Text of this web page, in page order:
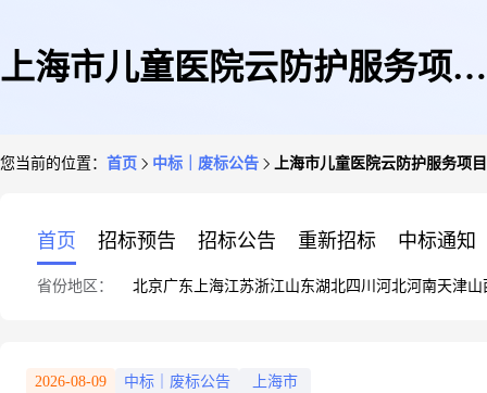
上海市儿童医院云防护服务项目
您当前的位置： 首页 中标｜废标公告 上海市儿童医院云防护服务项
首页 招标预告 招标公告 重新招标 中标通知
省份地区： 北京广东 上海江苏浙江山东湖北四川 河北河南天津山
2026-08-09 中标｜废标公告 上海市